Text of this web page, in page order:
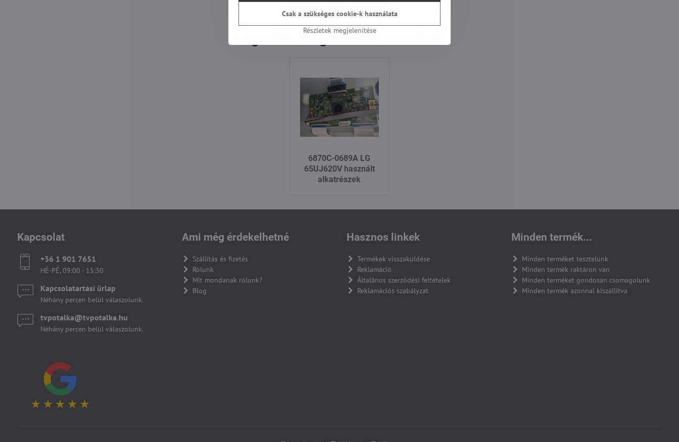
Ellenőrzött vásárlói értékelések.
Legutóbb megtekintett termékek
6870C-0689A LG
65UJ620V használt
alkatrészek
Kapcsolat
+36 1 901 7651
HÉ-PÉ, 09:00 - 15:30
Kapcsolatartási űrlap
Néhány percen belül válaszolunk.
tvpotalka​@tvpotalka​.hu
Néhány percen belül válaszolunk.
Ami még érdekelhetné
Szállítás és fizetés
Rólunk
Mit mondanak rólunk?
Blog
Hasznos linkek
Termékek visszaküldése
Reklamáció
Általános szerződési feltételek
Reklamációs szabályzat
Minden termék...
Minden terméket tesztelünk
Minden termék raktáron van
Minden terméket gondosan csomagolunk
Minden termék azonnal kiszállítva
Részletek megjelenítése
Csak a szükséges cookie-k használata